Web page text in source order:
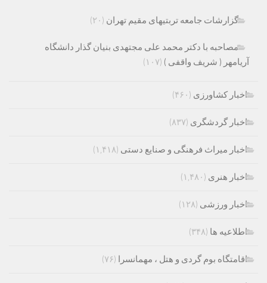
گزارشات جامعه تربتیهای مقیم تهران (۲۰)
مصاحبه با دکتر محمد علی مجتهدی بنیان گذار دانشگاه
آریامهر ( شریف واقفی ) (۱۰۷)
اخبار کشاورزی (۴۶۰)
اخبار گردشگری (۸۳۷)
اخبار میراث فرهنگی و صنایع دستی (۱,۴۱۸)
اخبار هنری (۱,۴۸۰)
اخبار ورزشی (۱۲۸)
اطلاعیه ها (۳۴۸)
اقامتگاه بوم گردی و هتل ، مهمانسرا (۷۶)